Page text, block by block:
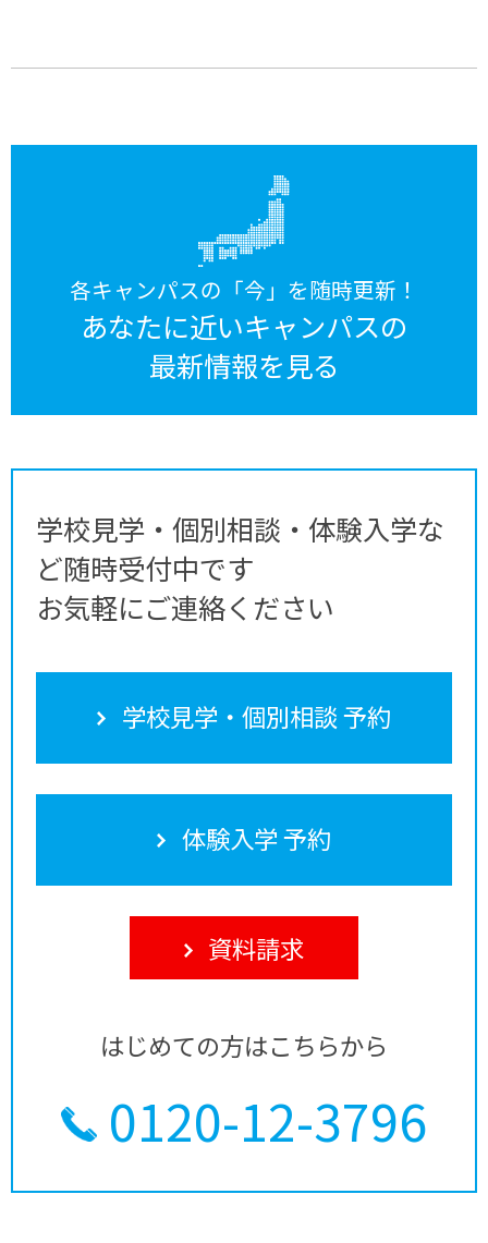
各キャンパスの「今」を随時更新！
あなたに近いキャンパスの
最新情報を見る
学校見学・個別相談・体験入学な
ど随時受付中です
お気軽にご連絡ください
学校見学・個別相談 予約
体験入学 予約
資料請求
はじめての方はこちらから
0120-12-3796